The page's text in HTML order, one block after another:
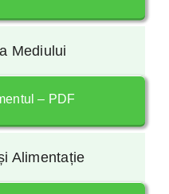
Mediului
– PDF
Alimentație